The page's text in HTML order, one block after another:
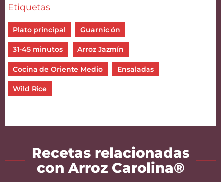
Etiquetas
Plato principal Guarnición
31-45 minutos Arroz Jazmín
Cocina de Oriente Medio Ensaladas
Wild Rice
Recetas relacionadas
con Arroz Carolina®